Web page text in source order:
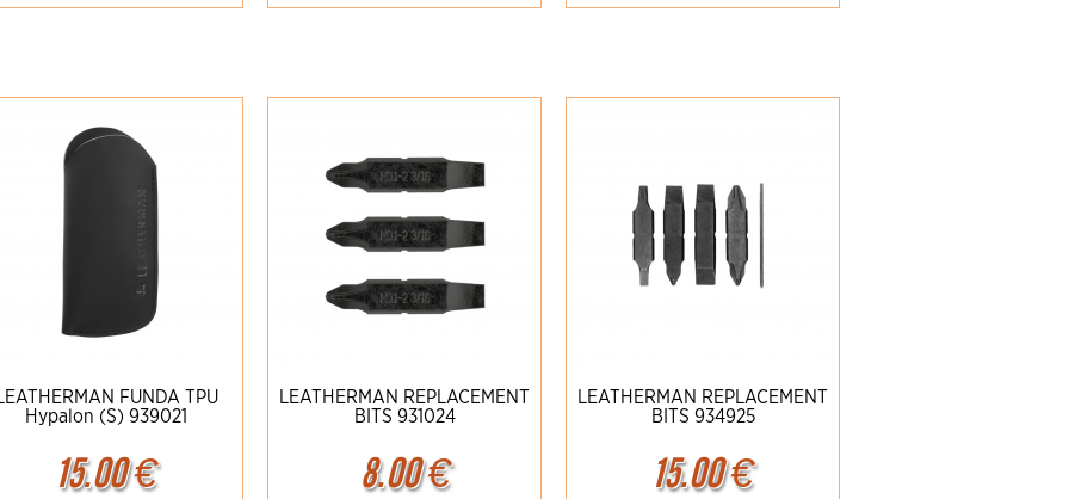
FUNDA TPU
Hypalon (S) 939021
15.00€
Ampliar Detalles
LEATHERMAN REPLACEMENT
BITS 931024
8.00€
Ampliar Detalles
LEATHERMAN REPLACEMENT
BITS 934925
15.00€
Ampliar Detalles